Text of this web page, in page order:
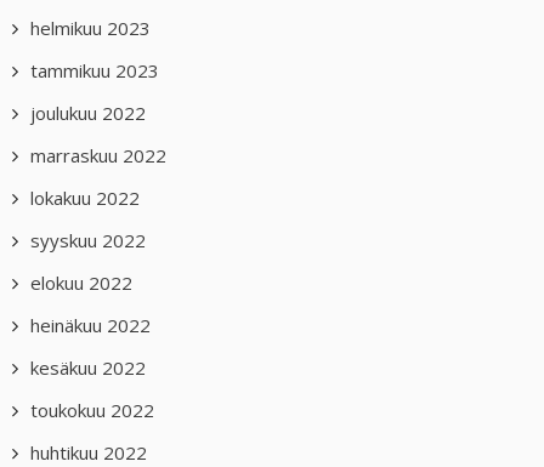
helmikuu 2023
tammikuu 2023
joulukuu 2022
marraskuu 2022
lokakuu 2022
syyskuu 2022
elokuu 2022
heinäkuu 2022
kesäkuu 2022
toukokuu 2022
huhtikuu 2022